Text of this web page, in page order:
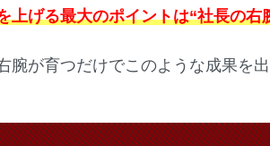
上げる最大のポイントは“社長の右
腕が育つだけでこのような成果を